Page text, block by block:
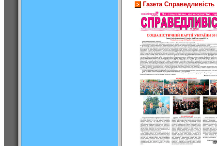
Газета Справедливість